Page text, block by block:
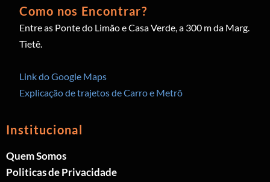
Como nos Encontrar?
Entre as Ponte do Limão e Casa Verde, a 300 m da Marg.
Tietê.
Link do Google Maps
Explicação de trajetos de Carro e Metrô
Institucional
Quem Somos
Politicas de Privacidade